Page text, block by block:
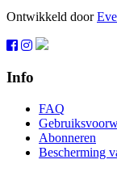
Ontwikkeld door
Info
FAQ
Abonneren
Bescherming